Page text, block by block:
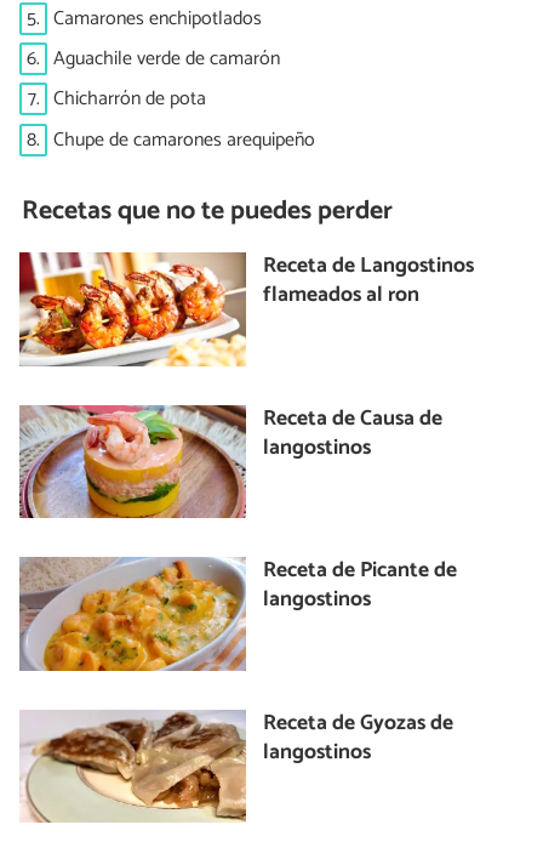
5. Camarones enchipotlados
6. Aguachile verde de camarón
7. Chicharrón de pota
8. Chupe de camarones arequipeño
Recetas que no te puedes perder
Receta de Langostinos
flameados al ron
Receta de Causa de
langostinos
Receta de Picante de
langostinos
Receta de Gyozas de
langostinos